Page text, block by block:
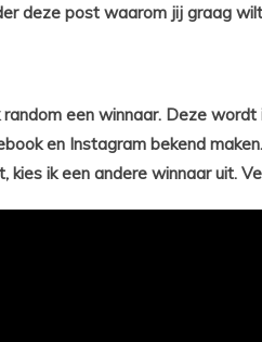
deze post waarom jij graag
random een winnaar. Deze
en Instagram bekend
kies ik een andere winnaar uit.